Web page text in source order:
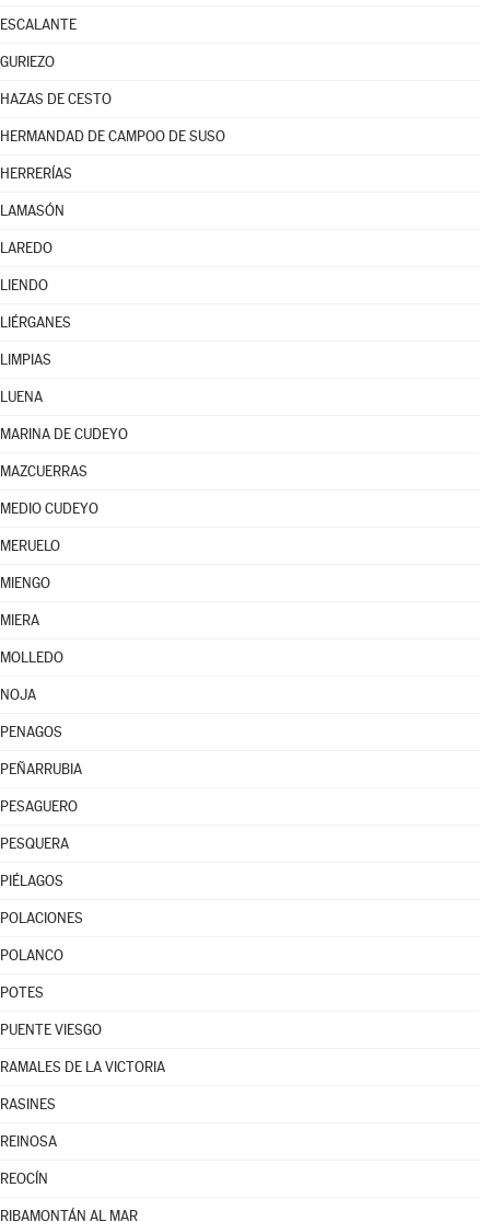
ESCALANTE
GURIEZO
HAZAS DE CESTO
HERMANDAD DE CAMPOO DE SUSO
HERRERÍAS
LAMASÓN
LAREDO
LIENDO
LIÉRGANES
LIMPIAS
LUENA
MARINA DE CUDEYO
MAZCUERRAS
MEDIO CUDEYO
MERUELO
MIENGO
MIERA
MOLLEDO
NOJA
PENAGOS
PEÑARRUBIA
PESAGUERO
PESQUERA
PIÉLAGOS
POLACIONES
POLANCO
POTES
PUENTE VIESGO
RAMALES DE LA VICTORIA
RASINES
REINOSA
REOCÍN
RIBAMONTÁN AL MAR